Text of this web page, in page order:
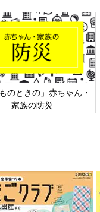
六星占術 細木かおりさ